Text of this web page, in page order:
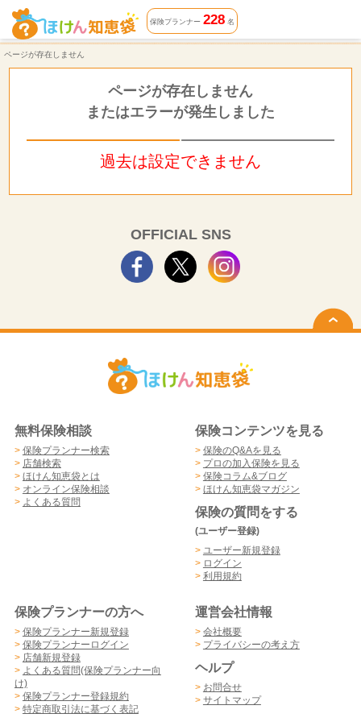
ページが存在しません | ほけん知恵袋
保険プランナー 228名
ページが存在しません
ページが存在しません
またはエラーが発生しました
過去は設定できません
OFFICIAL SNS
無料保険相談
> 保険プランナー検索
> 店舗検索
> ほけん知恵袋とは
> オンライン保険相談
> よくある質問
保険コンテンツを見る
> 保険のQ&Aを見る
> プロの加入保険を見る
> 保険コラム&ブログ
> ほけん知恵袋マガジン
保険の質問をする
(ユーザー登録)
> ユーザー新規登録
> ログイン
> 利用規約
保険プランナーの方へ
> 保険プランナー新規登録
> 保険プランナーログイン
> 店舗新規登録
> よくある質問(保険プランナー向
け)
> 保険プランナー登録規約
> 特定商取引法に基づく表記
運営会社情報
> 会社概要
> プライバシーの考え方
ヘルプ
> お問合せ
> サイトマップ